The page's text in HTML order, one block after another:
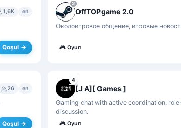
1,6K en
Qoşul →
2
OffTOPgame 2.0
Околоигровое общение, игровые
🎮 Oyun
26 en
Qoşul →
4
[J A][ Games ]
Gaming chat with active coordination,
discussion.
🎮 Oyun